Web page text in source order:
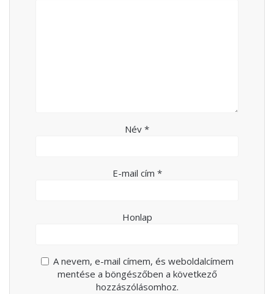
Név *
E-mail cím *
Honlap
A nevem, e-mail címem, és weboldalcímem
mentése a böngészőben a következő
hozzászólásomhoz.